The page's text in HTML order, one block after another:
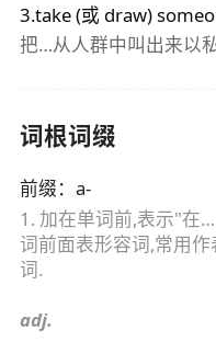
3.take (或 draw)
把…从人群中叫出来以
词根词缀
前缀： a-
1. 加在单词前,表示"在
词前面表形容词,常用
词.
adj.